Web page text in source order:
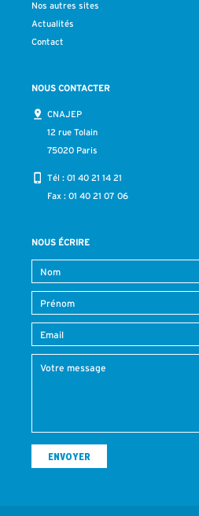
Nos autres sites
Actualités
Contact
NOUS CONTACTER
CNAJEP
12 rue Tolain
75020 Paris
Tél : 01 40 21 14 21
Fax : 01 40 21 07 06
NOUS ÉCRIRE